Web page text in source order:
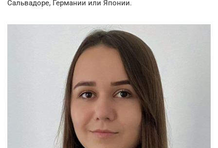
Сальвадоре, Германии или Японии.